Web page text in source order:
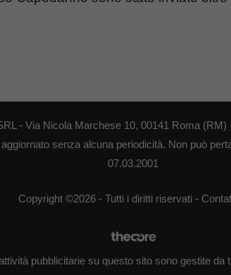
- Via Nicola Marchese 10, 00141 Roma
senza alcuna periodicità. Non può
07.03.2001
Copyright ©2026 - Tutti i diritti riservati -
pubblicitarie su questo sito sono gestite da